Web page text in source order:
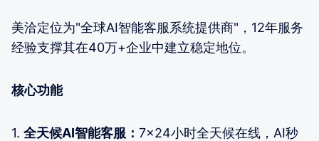
美洽定位为"全球AI智能客服系统提供商"，12年服务
经验支撑其在40万+企业中建立稳定地位。
核心功能
1. 全天候AI智能客服： 7×24小时全天候在线，AI秒